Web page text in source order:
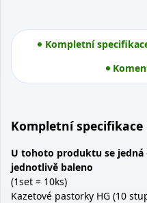
Kompletní
Kompletní specifikace
U tohoto produktu se jedná
jednotlivě baleno
(1set = 10ks)
Kazetové pastorky HG (10